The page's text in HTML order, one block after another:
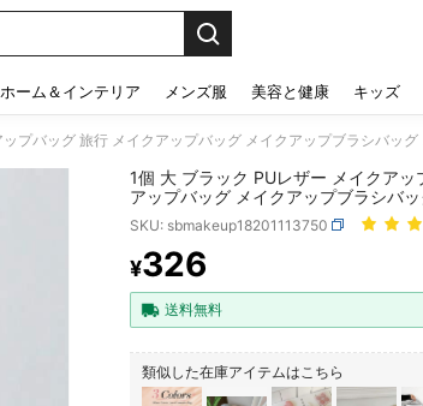
ホーム＆インテリア メンズ服 美容と健康 キッズ
1個 大 ブラック PUレザー メイクアッ
アップバッグ メイクアップブラシバ
ッグ 口紅 ケース ハンドバッグ 女性
SKU: sbmakeup18201113750
PRICE AND
¥326
送料無料
類似した在庫アイテムはこちら